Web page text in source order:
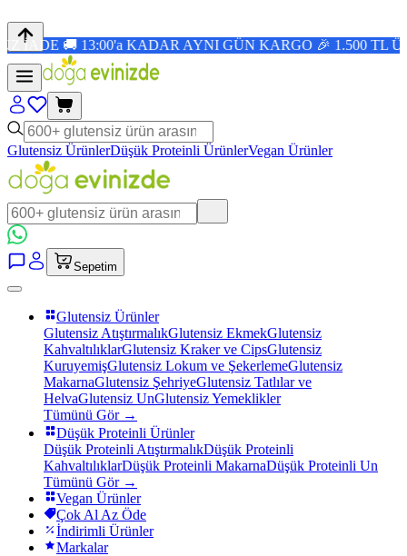
13:00'a KADAR AYNI GÜN KARGO 🎉 1.500 TL ÜZERİ
Glutensiz ÜrünlerDüşük Proteinli ÜrünlerVegan Ürünler
Sepetim
Glutensiz Ürünler
Glutensiz AtıştırmalıkGlutensiz EkmekGlutensiz
KahvaltılıklarGlutensiz Kraker ve CipsGlutensiz
KuruyemişGlutensiz Lokum ve ŞekerlemeGlutensiz
MakarnaGlutensiz ŞehriyeGlutensiz Tatlılar ve
HelvaGlutensiz UnGlutensiz Yemeklikler
Tümünü Gör →
Düşük Proteinli Ürünler
Düşük Proteinli AtıştırmalıkDüşük Proteinli
KahvaltılıklarDüşük Proteinli MakarnaDüşük Proteinli Un
Tümünü Gör →
Vegan Ürünler
Çok Al Az Öde
İndirimli Ürünler
Markalar